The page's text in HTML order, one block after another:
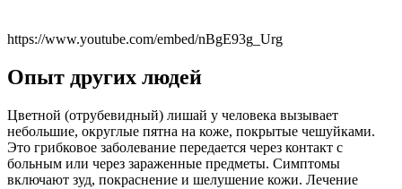
https://www.youtube.com/embed/nBgE93g_Urg
Опыт других людей
Цветной (отрубевидный) лишай у человека вызывает
небольшие, округлые пятна на коже, покрытые чешуйками.
Это грибковое заболевание передается через контакт с
больным или через зараженные предметы. Симптомы
включают зуд, покраснение и шелушение кожи. Лечение